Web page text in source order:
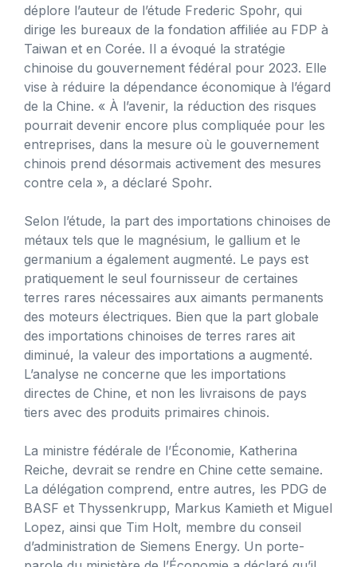
déplore l’auteur de l’étude Frederic Spohr, qui
dirige les bureaux de la fondation affiliée au FDP à
Taiwan et en Corée. Il a évoqué la stratégie
chinoise du gouvernement fédéral pour 2023. Elle
vise à réduire la dépendance économique à l’égard
de la Chine. « À l’avenir, la réduction des risques
pourrait devenir encore plus compliquée pour les
entreprises, dans la mesure où le gouvernement
chinois prend désormais activement des mesures
contre cela », a déclaré Spohr.
Selon l’étude, la part des importations chinoises de
métaux tels que le magnésium, le gallium et le
germanium a également augmenté. Le pays est
pratiquement le seul fournisseur de certaines
terres rares nécessaires aux aimants permanents
des moteurs électriques. Bien que la part globale
des importations chinoises de terres rares ait
diminué, la valeur des importations a augmenté.
L’analyse ne concerne que les importations
directes de Chine, et non les livraisons de pays
tiers avec des produits primaires chinois.
La ministre fédérale de l’Économie, Katherina
Reiche, devrait se rendre en Chine cette semaine.
La délégation comprend, entre autres, les PDG de
BASF et Thyssenkrupp, Markus Kamieth et Miguel
Lopez, ainsi que Tim Holt, membre du conseil
d’administration de Siemens Energy. Un porte-